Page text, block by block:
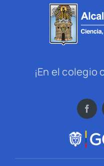
¡En el colegio